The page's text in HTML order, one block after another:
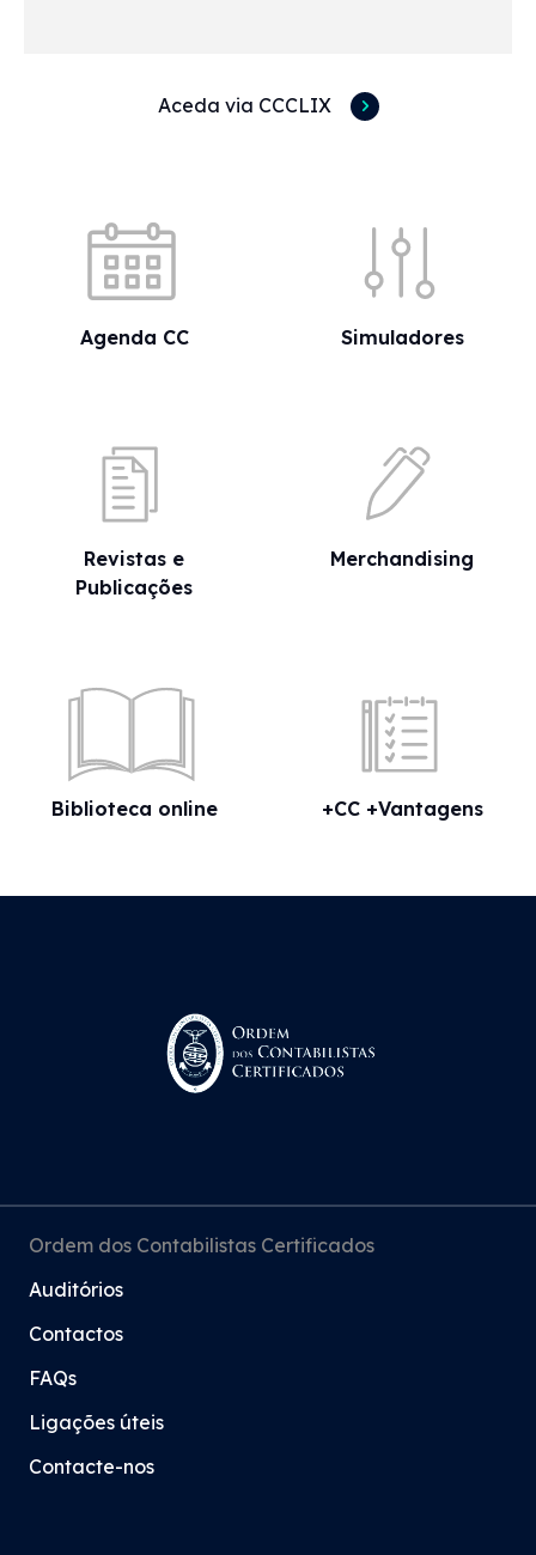
Aceda via CCCLIX
Agenda CC Simuladores
Revistas e
Publicações
Merchandising
Biblioteca online +CC +Vantagens
Ordem dos Contabilistas Certificados
Auditórios
Contactos
FAQs
Ligações úteis
Contacte-nos